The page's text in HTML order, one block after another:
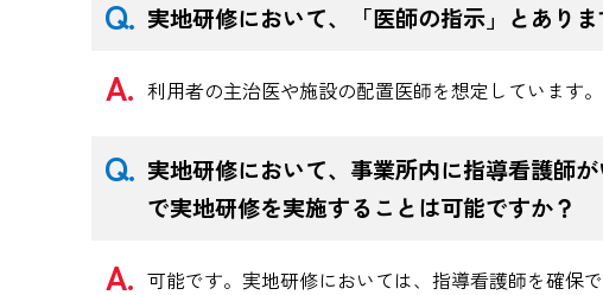
実地研修において、「医師の指示」とあり
利用者の主治医や施設の配置医師を想定しています。
実地研修において、事業所内に指導看護師
で実地研修を実施することは可能ですか？
可能です。実地研修においては、指導看護師を確保